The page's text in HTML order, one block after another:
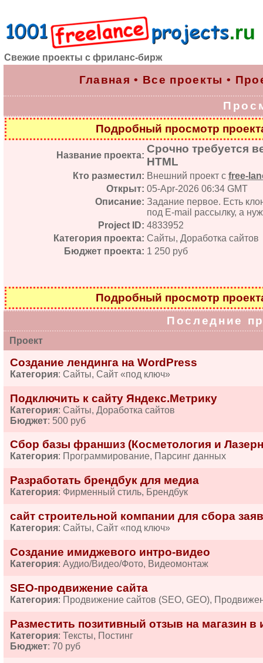
Свежие проекты с фриланс-бирж
Главная • Все проекты •
Подробный просмотр
Название проекта:
Срочно требуется
HTML
Кто разместил: Внешний проект с free-
Открыт: 05-Apr-2026 06:34 GMT
Описание: Задание первое. Есть
под E-mail рассылку, а
Project ID: 4833952
Категория проекта: Сайты, Доработка сайтов
Бюджет проекта: 1 250 руб
Подробный просмотр
Последние
Проект
Создание лендинга на WordPress
Категория: Сайты, Сайт «под ключ»
Подключить к сайту Яндекс.Метрику
Категория: Сайты, Доработка сайтов
Бюджет: 500 руб
Сбор базы франшиз (Косметология и
Категория: Программирование, Парсинг данных
Разработать брендбук для медиа
Категория: Фирменный стиль, Брендбук
сайт строительной компании для сбора
Категория: Сайты, Сайт «под ключ»
Создание имиджевого интро-видео
Категория: Аудио/Видео/Фото, Видеомонтаж
SEO-продвижение сайта
Категория: Продвижение сайтов (SEO, GEO),
Разместить позитивный отзыв на магазин в
Категория: Тексты, Постинг
Бюджет: 70 руб